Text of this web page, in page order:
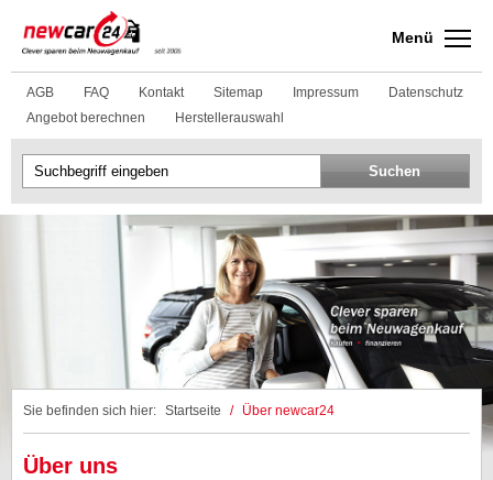
Menü
AGB FAQ Kontakt Sitemap Impressum
Datenschutz
Angebot berechnen
Herstellerauswahl
Sie befinden sich hier: Startseite / Über newcar24
Über uns